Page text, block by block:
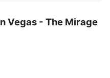
Vegas - The Mirage